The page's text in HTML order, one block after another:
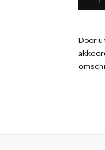
Door u